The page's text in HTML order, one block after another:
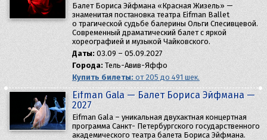
Балет Бориса Эйфмана «Красная Жизель» —
знаменитая постановка театра Eifman Ballet
о трагической судьбе балерины Ольги Спесивцевой.
Современный драматический балет с яркой
хореографией и музыкой Чайковского.
Даты: 03.09 – 05.09.2027
Города: Тель-Авив-Яффо
Купить билеты: от 205 до 491 шек.
Eifman Gala — Балет Бориса Эйфмана —
2027
Eifman Gala – уникальная двухактная концертная
программа Санкт- Петербургского государственного
академического театра балета Бориса Эйфмана.